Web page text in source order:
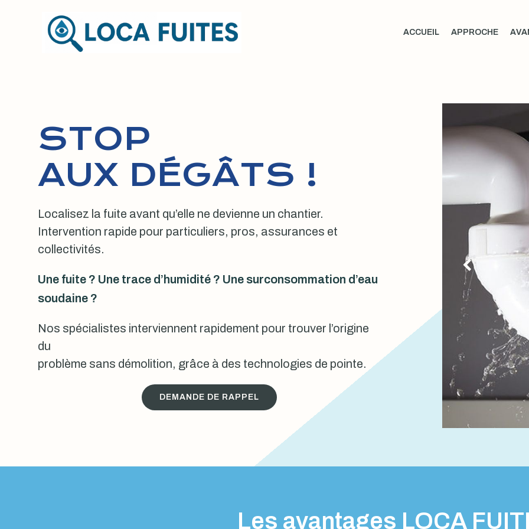
ACCUEIL APPROCHE
STOP
AUX DÉGÂTS !
Localisez la fuite avant qu’elle ne devienne un chantier.
Intervention rapide pour particuliers, pros, assurances et
collectivités.
Une fuite ? Une trace d’humidité ? Une surconsommation d’eau
soudaine ?
Nos spécialistes interviennent rapidement pour trouver l’origine
du
problème sans démolition, grâce à des technologies de pointe.
DEMANDE DE RAPPEL
Les avantages LOCA